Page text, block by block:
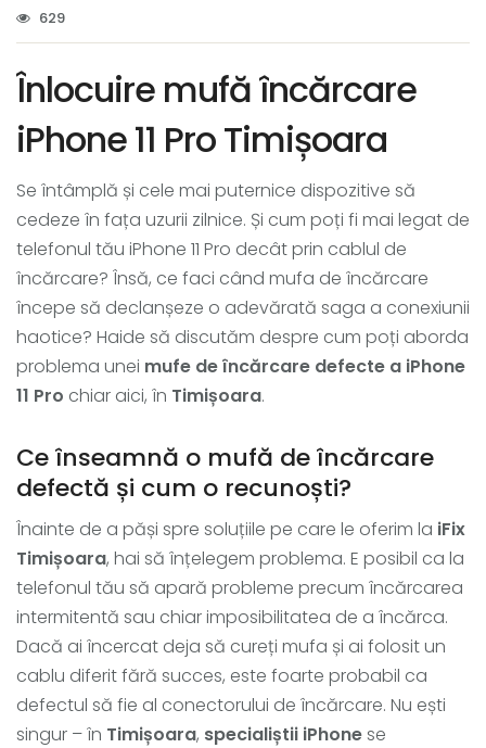
629
Înlocuire mufă încărcare
iPhone 11 Pro Timișoara
Se întâmplă și cele mai puternice dispozitive să
cedeze în fața uzurii zilnice. Și cum poți fi mai legat de
telefonul tău iPhone 11 Pro decât prin cablul de
încărcare? Însă, ce faci când mufa de încărcare
începe să declanșeze o adevărată saga a conexiunii
haotice? Haide să discutăm despre cum poți aborda
problema unei mufe de încărcare defecte a iPhone
11 Pro chiar aici, în Timișoara.
Ce înseamnă o mufă de încărcare
defectă și cum o recunoști?
Înainte de a păși spre soluțiile pe care le oferim la iFix
Timișoara, hai să înțelegem problema. E posibil ca la
telefonul tău să apară probleme precum încărcarea
intermitentă sau chiar imposibilitatea de a încărca.
Dacă ai încercat deja să cureți mufa și ai folosit un
cablu diferit fără succes, este foarte probabil ca
defectul să fie al conectorului de încărcare. Nu ești
singur – în Timișoara, specialiștii iPhonese